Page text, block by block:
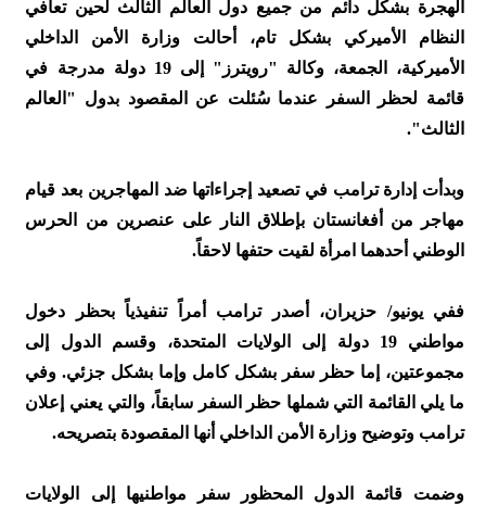
الهجرة بشكل دائم من جميع دول العالم الثالث لحين تعافي
النظام الأميركي بشكل تام، أحالت وزارة الأمن الداخلي
الأميركية، الجمعة، وكالة "رويترز" إلى 19 دولة مدرجة في
قائمة لحظر السفر عندما سُئلت عن المقصود بدول "العالم
الثالث".
وبدأت إدارة ترامب في تصعيد إجراءاتها ضد المهاجرين بعد قيام
مهاجر من أفغانستان بإطلاق النار على عنصرين من الحرس
الوطني أحدهما امرأة لقيت حتفها لاحقاً.
ففي يونيو/ حزيران، أصدر ترامب أمراً تنفيذياً بحظر دخول
مواطني 19 دولة إلى الولايات المتحدة، وقسم الدول إلى
مجموعتين، إما حظر سفر بشكل كامل وإما بشكل جزئي. وفي
ما يلي القائمة التي شملها حظر السفر سابقاً، والتي يعني إعلان
ترامب وتوضيح وزارة الأمن الداخلي أنها المقصودة بتصريحه.
وضمت قائمة الدول المحظور سفر مواطنيها إلى الولايات